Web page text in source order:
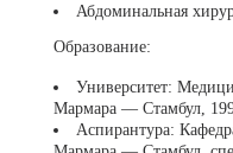
Абдоминальная
Образование:
Университет:
Мармара — Стамбул,
Аспирантура: